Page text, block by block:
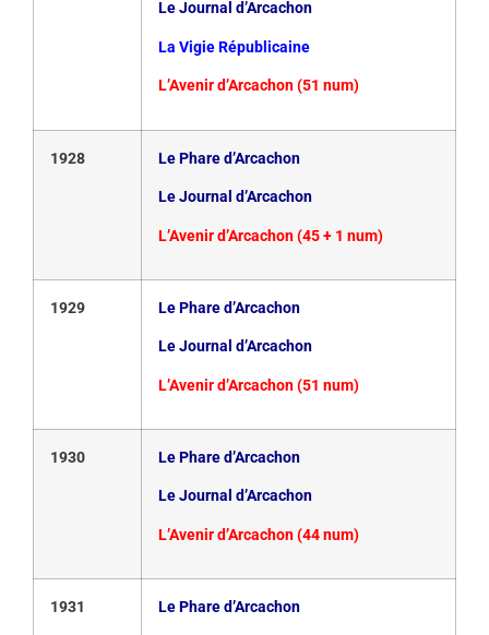
Le Journal d’Arcachon
La Vigie Républicaine
L’Avenir d’Arcachon (51 num)
1928 Le Phare d’Arcachon
Le Journal d’Arcachon
L’Avenir d’Arcachon (45 + 1 num)
1929 Le Phare d’Arcachon
Le Journal d’Arcachon
L’Avenir d’Arcachon (51 num)
1930 Le Phare d’Arcachon
Le Journal d’Arcachon
L’Avenir d’Arcachon (44 num)
1931 Le Phare d’Arcachon